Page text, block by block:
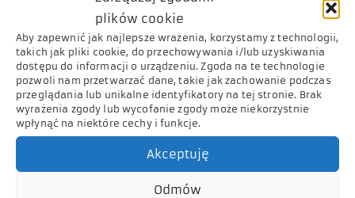
plików cookie
Aby zapewnić jak najlepsze wrażenia, korzystamy z technologii,
takich jak pliki cookie, do przechowywania i/lub uzyskiwania
dostępu do informacji o urządzeniu. Zgoda na te technologie
pozwoli nam przetwarzać dane, takie jak zachowanie podczas
przeglądania lub unikalne identyfikatory na tej stronie. Brak
wyrażenia zgody lub wycofanie zgody może niekorzystnie
wpłynąć na niektóre cechy i funkcje.
Akceptuję
Odmów
Jeden otwór służy do zasysania świeżego
powietrza z zewnątrz, a drugi do wyrzutu
gorącego powietrza powstałego podczas
procesu chłodzenia.
pomieszczeniu, a ciepło jest usuwane na
zewnątrz bez konieczności montowania